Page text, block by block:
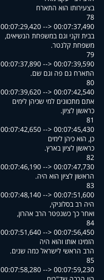
בצעירותו הוא התארח
78
00:07:29,420 --> 00:07:37,490
,בבית זקני וגם במשפחת הנשיאים
.משפחת קלנטר
79
00:07:37,890 --> 00:07:39,590
.התארח גם פה וגם שם
80
00:07:39,620 --> 00:07:42,540
אתם מתכוונים למי שכיהן לימים
.כראשון לציון
81
00:07:42,650 --> 00:07:45,430
כן, הוא כיהן לימים
.כראשון לציון בארץ
82
00:07:46,190 --> 00:07:47,730
.הראשון לציון הוא היה
83
00:07:48,140 --> 00:07:51,600
,היה רב בסלוניקי
,ואחר כך כשנפטר הרב אהרון
84
00:07:51,640 --> 00:07:56,450
הזמינו אותו והוא היה
.הרב הראשי לישראל כמה שנים
85
00:07:58,280 --> 00:07:59,230